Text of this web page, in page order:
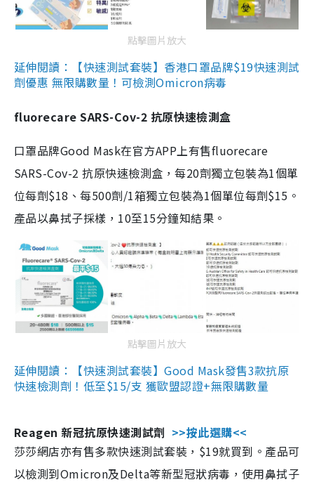
點擊圖片放大
延伸閱讀：【快速測試套裝】香港口罩品牌$19快速測試
劑優惠 無限購數量！可檢測Omicron病毒
fluorecare SARS-Cov-2 抗原快速檢測盒
口罩品牌Good Mask在官方APP上有售fluorecare
SARS-Cov-2 抗原快速檢測盒，每20劑獨立包裝為1個單
位每劑$18、每500劑/1箱獨立包裝為1個單位每劑$15。
產品以鼻拭子採樣，10至15分鐘知結果。
點擊圖片放大
延伸閱讀：【快速測試套裝】Good Mask發售3款抗原
快速檢測劑！低至$15/支 獲歐盟認證+無限購數量
Reagen 新冠抗原快速測試劑 >>按此選購<<
莎莎網店亦有售多款快速測試套裝，$19就買到。產品可
以檢測到Omicron及Delta等新型冠狀病毒，使用鼻拭子